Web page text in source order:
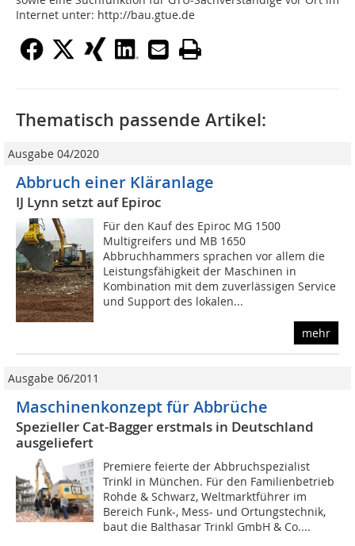
Internet unter: http://bau.gtue.de
Thematisch passende Artikel:
Ausgabe 04/2020
Abbruch einer Kläranlage
IJ Lynn setzt auf Epiroc
Für den Kauf des Epiroc MG 1500
Multigreifers und MB 1650
Abbruchhammers sprachen vor allem die
Leistungsfähigkeit der Maschinen in
Kombination mit dem zuverlässigen Service
und Support des lokalen...
mehr
Ausgabe 06/2011
Maschinenkonzept für Abbrüche
Spezieller Cat-Bagger erstmals in Deutschland
ausgeliefert
Premiere feierte der Abbruchspezialist
Trinkl in München. Für den Familienbetrieb
Rohde & Schwarz, Weltmarktführer im
Bereich Funk-, Mess- und Ortungstechnik,
baut die Balthasar Trinkl GmbH & Co....